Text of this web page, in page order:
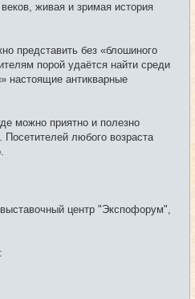
живая и зримая история
представить без «блошиного
порой удаётся найти среди
настоящие антикварные
можно приятно и полезно
любого возраста
выставочный центр "Экспофорум",